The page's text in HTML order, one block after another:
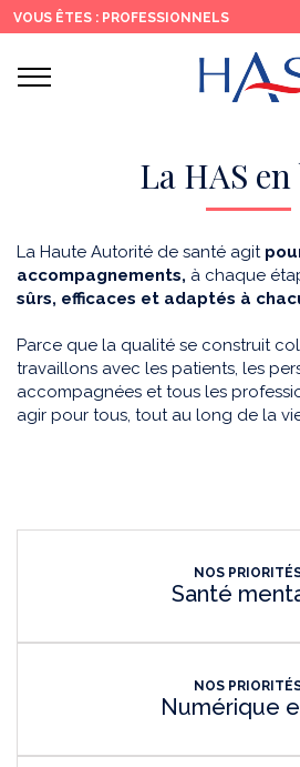
Recherche
Menu
principal
Contenu
principal
VOUS ÊTES : PROFESSIONNELS
Ouvrir
La HAS
La Haute Autorité de santé agit
accompagnements, à chaque
sûrs, efficaces et adaptés à
Parce que la qualité se construit
travaillons avec les patients, les
accompagnées et tous les
agir pour tous, tout au long de la
NOS
Santé
NOS
Numérique